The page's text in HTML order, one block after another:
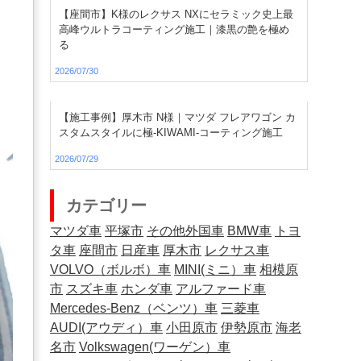
【座間市】K様のレクサス NXにセラミック史上最
高峰ウルトラコーティング施工｜漆黒の艶を極め
る
2026/07/30
【施工事例】厚木市 N様｜マツダ フレアワゴン カ
スタムスタイルに極-KIWAMI-コーティング施工
2026/07/29
カテゴリー
マツダ車 平塚市 その他外国車 BMW車 トヨ
タ車 座間市 日産車 厚木市 レクサス車
VOLVO（ボルボ）車 MINI(ミニ）車 相模原
市 スズキ車 ホンダ車 アルファード車
Mercedes-Benz（ベンツ）車 三菱車
AUDI(アウディ）車 小田原市 伊勢原市 海老
名市 Volkswagen(ワーゲン）車